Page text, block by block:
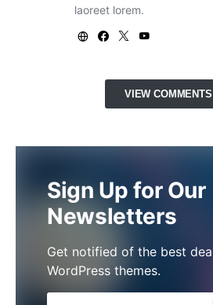
laoreet lorem.
VIEW
Sign Up for Our
Newsletters
Get notified of the best
WordPress themes.